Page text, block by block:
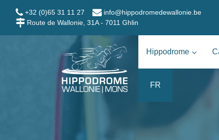
+32 (0)65 31 11 27
info@hippodromedewallonie.be
Route de Wallonie, 31A - 7011 Ghlin
HippodromeHippodrome
FR